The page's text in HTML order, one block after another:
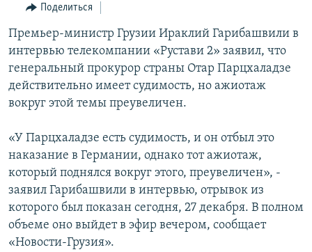
навигации
Вернутся
поиску
ВЕСЬ КАВКАЗ
СЕВЕРНЫЙ КАВКАЗ
АРМЕНИЯ
АЗЕРБАЙДЖАН
ТЕМЫ
ПОЛИТИКА
ЭКОНОМИКА
ОБЩЕСТВО
КУЛЬТУРА
СПОРТ
РУБРИКИ
НЕКРУГЛЫЙ СТОЛ
ГОСТЬ НЕДЕЛИ
ПОЗИЦИЯ
БЛОГИ
ГОЛОСА
ЧИТАЕМ ПРЕССУ
МУЛЬТИМЕДИА
ВИДЕО
ФОТО
АУДИО
ПОДКАСТЫ
АРХИВ РАДИОПРОГРАММЫ
ПРИСОЕДИНЯЙТЕСЬ!
Все сайты РСЕ/РС
Поделиться
Премьер-министр Грузии Ираклий Гарибашвили в
интервью телекомпании «Рустави 2» заявил, что
генеральный прокурор страны Отар Парцхаладзе
действительно имеет судимость, но ажиотаж
вокруг этой темы преувеличен.
«У Парцхаладзе есть судимость, и он отбыл это
наказание в Германии, однако тот ажиотаж,
который поднялся вокруг этого, преувеличен», -
заявил Гарибашвили в интервью, отрывок из
которого был показан сегодня, 27 декабря. В полном
объеме оно выйдет в эфир вечером, сообщает
«Новости-Грузия».